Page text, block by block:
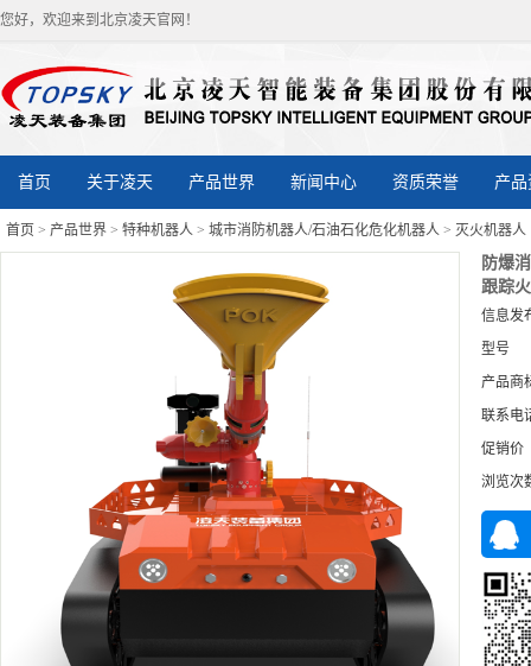
您好，欢迎来到北京凌天官网！
首页 关于凌天 产品世界 新闻中心 资质荣誉 产
首页 > 产品世界 > 特种机器人 > 城市消防机器人/石油石化危化机器人 > 灭火机器人
防爆
跟踪
信息发
型号
产品商
联系电
促销价
浏览次